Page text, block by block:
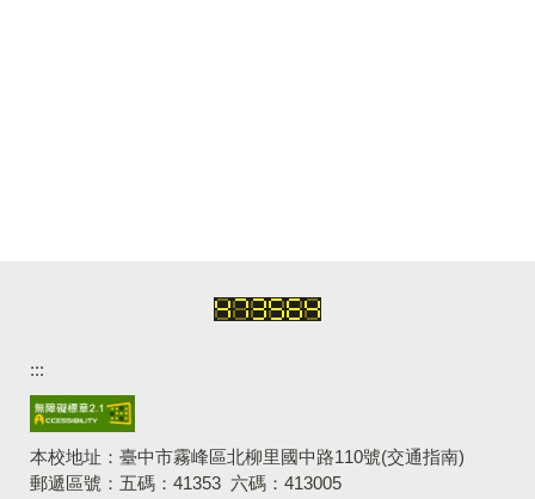
:::
本校地址：臺中市霧峰區北柳里國中路110號(交通指南)
郵遞區號：五碼：41353 六碼：413005